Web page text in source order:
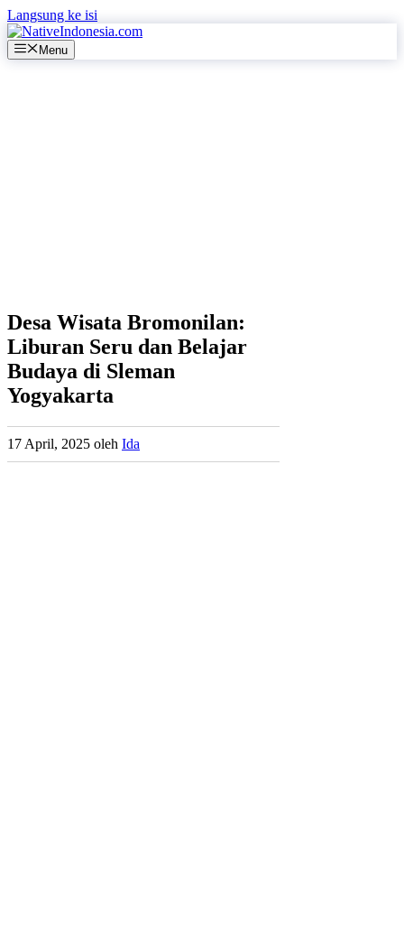
Langsung ke isi
Menu
Desa Wisata Bromonilan:
Liburan Seru dan Belajar
Budaya di Sleman
Yogyakarta
17 April, 2025 oleh Ida